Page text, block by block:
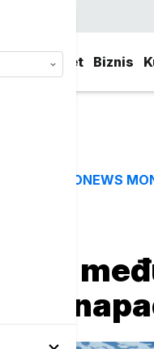
Svet Biznis
EURONEWS